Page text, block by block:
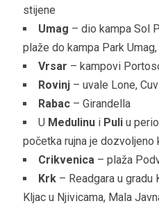
stijene
Umag – dio kampa Sol
plaže do kampa Park
Vrsar – kampovi
Rovinj– uvale Lone,
Rabac– Girandella
U Medulinui Puliu
početka rujna je dozvoljeno
Crikvenica – plaža
Krk– Readgara u gradu
Kljac u Njivicama, Mala